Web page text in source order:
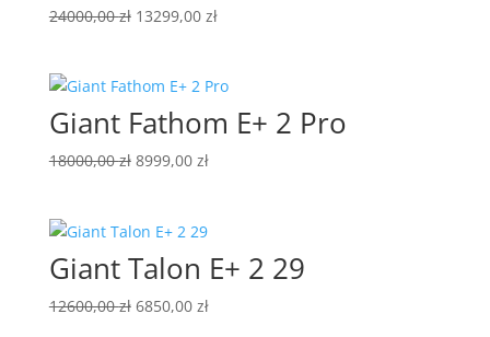
24000,00zł Pierwotna
24000,00 zł.
13299,00 złAktualna
13299,00 zł.
Giant Fathom E+ 2 Pro
18000,00zł Pierwotna
18000,00 zł.
8999,00 złAktualna
8999,00 zł.
Giant Talon E+ 2 29
12600,00zł Pierwotna
6850,00 złAktualna